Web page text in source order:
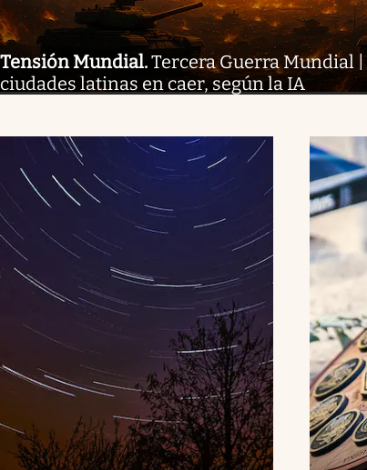
Tensión Mundial.Tercera Guerra Mundial
ciudades latinas en caer, según la IA